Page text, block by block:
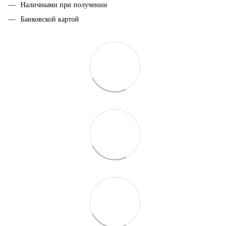
Наличными при получении
Банковской картой